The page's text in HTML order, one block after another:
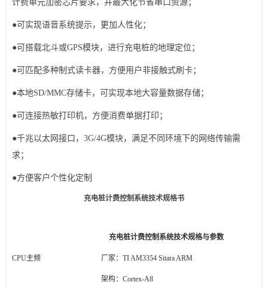
计费单元加密芯片要求，并最大化节省串口资源；
●可实现语音系统提示，更加人性化；
●可搭载北斗或GPS模块，进行充电桩的地理定位；
●可匹配多种制式读卡器，方便用户非接触式刷卡；
●本地SD/MMC存储卡，可实现本地大容量数据存储；
●可连接热敏打印机，方便消费单据打印；
●千兆以太网接口，3G/4G模块，满足不同环境下的网络传输需
求；
●方便客户个性化定制
充电桩计费控制系统技术规格书
充电桩计费控制系统技术规格与参数
CPU主频 厂家：TI AM3354 Sitara ARM
架构：Cortex-A8